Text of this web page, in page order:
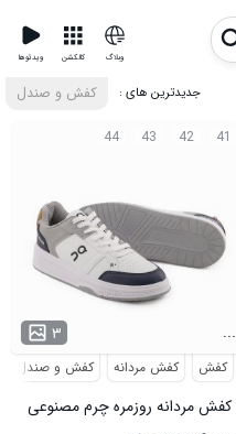
ویدئوها کالکشن وبلاگ
کفش و صندل : جدیدترین های
41
42
43
44
۳ ...
کفش کفش مردانه کفش و صندل
کفش مردانه روزمره چرم مصنوعی